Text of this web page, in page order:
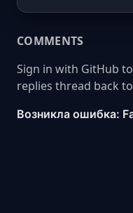
COMMENTS
Sign in with GitHub
replies thread back to